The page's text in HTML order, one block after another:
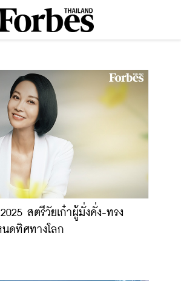
สตรีวัยเก๋าผู้มั่งคั่ง-ทรง
ดทิศทางโลก